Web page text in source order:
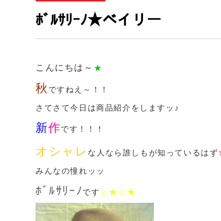
ﾎﾞﾙｻﾘｰﾉ★ベイリー
こんにちは～ ★
秋 ですねえ～！！
さてさて今日は商品紹介をしますッ♪
新作です！！！
オシャレ な人なら誰しもが知っているはず
みんなの憧れッッ
ﾎﾞﾙｻﾘｰﾉ です☆ ★ ☆★